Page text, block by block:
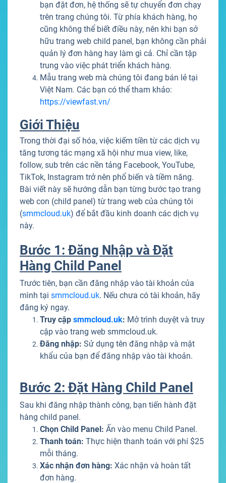
bạn đặt đơn, hệ thống sẽ tự chuyển đơn chạy
trên trang chúng tôi. Từ phía khách hàng, họ
cũng không thể biết điều này, nên khi bạn sở
hữu trang web child panel, bạn không cần phải
quản lý đơn hàng hay làm gì cả. Chỉ cần tập
trung vào việc phát triển khách hàng.
Mẫu trang web mà chúng tôi đang bán lẻ tại
Việt Nam. Các bạn có thể tham khảo:
https://viewfast.vn/
Giới Thiệu
Trong thời đại số hóa, việc kiếm tiền từ các dịch vụ
tăng tương tác mạng xã hội như mua view, like,
follow, sub trên các nền tảng Facebook, YouTube,
TikTok, Instagram trở nên phổ biến và tiềm năng.
Bài viết này sẽ hướng dẫn bạn từng bước tạo trang
web con (child panel) từ trang web của chúng tôi
(smmcloud.uk) để bắt đầu kinh doanh các dịch vụ
này.
Bước 1: Đăng Nhập và Đặt
Hàng Child Panel
Trước tiên, bạn cần đăng nhập vào tài khoản của
mình tại smmcloud.uk. Nếu chưa có tài khoản, hãy
đăng ký ngay.
Truy cập smmcloud.uk: Mở trình duyệt và truy
cập vào trang web smmcloud.uk.
Đăng nhập: Sử dụng tên đăng nhập và mật
khẩu của bạn để đăng nhập vào tài khoản.
Bước 2: Đặt Hàng Child Panel
Sau khi đăng nhập thành công, bạn tiến hành đặt
hàng child panel.
Chọn Child Panel: Ấn vào menu Child Panel.
Thanh toán: Thực hiện thanh toán với phí $25
mỗi tháng.
Xác nhận đơn hàng: Xác nhận và hoàn tất
đơn hàng.